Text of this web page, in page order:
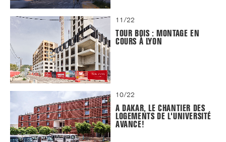
11/22
TOUR BOIS : MONTAGE EN
COURS À LYON
10/22
A DAKAR, LE CHANTIER DES
LOGEMENTS DE L'UNIVERSITÉ
AVANCE!